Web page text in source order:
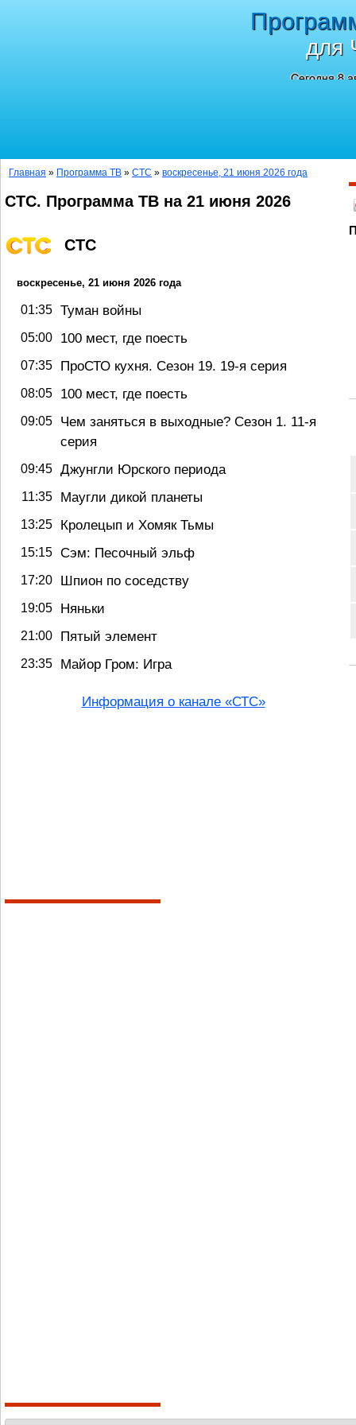
для
Сегодня 8
Главная » Программа ТВ » СТС » воскресенье, 21 июня 2026 года
СТС. Программа ТВ на 21 июня 2026
СТС
воскресенье, 21 июня 2026 года
01:35 Туман войны
05:00 100 мест, где поесть
07:35 ПроСТО кухня. Сезон 19. 19-я серия
08:05 100 мест, где поесть
09:05
Чем заняться в выходные? Сезон 1. 11-я
серия
09:45 Джунгли Юрского периода
11:35 Маугли дикой планеты
13:25 Кролецып и Хомяк Тьмы
15:15 Сэм: Песочный эльф
17:20 Шпион по соседству
19:05 Няньки
21:00 Пятый элемент
23:35 Майор Гром: Игра
Информация о канале «СТС»